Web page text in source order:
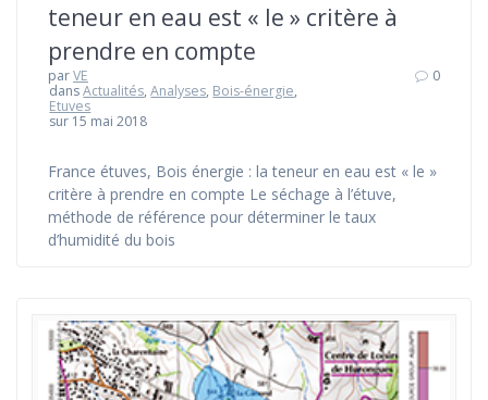
teneur en eau est « le » critère à
prendre en compte
parVE
dansActualités,Analyses, Bois-énergie,
Etuves
sur 15 mai 2018
0
France étuves, Bois énergie : la teneur en eau est « le »
critère à prendre en compte Le séchage à l’étuve,
méthode de référence pour déterminer le taux
d’humidité du bois